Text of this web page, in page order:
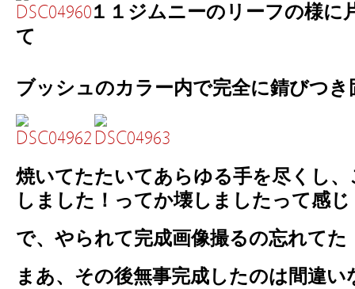
１１ジムニーのリーフの様に
て
ブッシュのカラー内で完全に錆びつ
焼いてたたいてあらゆる手を尽くし
しました！ってか壊しましたって感
で、やられて完成画像撮るの忘れてた
まあ、その後無事完成したのは間違